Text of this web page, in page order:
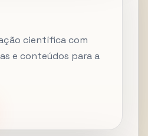
científica com
e conteúdos para a